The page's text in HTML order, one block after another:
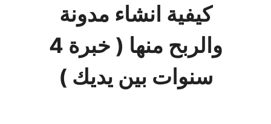
كيفية انشاء مدونة
والربح منها ( خبرة 4
سنوات بين يديك )